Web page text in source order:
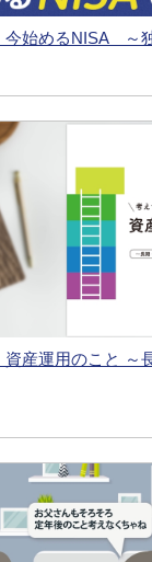
今始めるNISA ～
産運用のこと ～